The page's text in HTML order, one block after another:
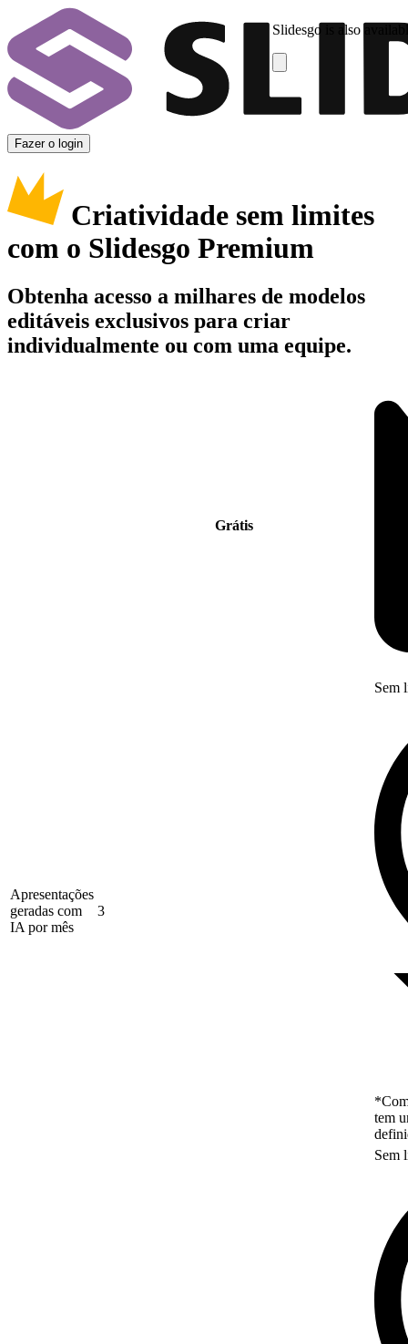
Slidesgo is also
Fazer o login
Criatividade sem limites
com o Slidesgo Premium
Obtenha acesso a milhares de modelos
editáveis exclusivos para criar
individualmente ou com uma equipe.
Grátis
Apresentações
geradas com
IA por mês
3
Sem
tem
Sem